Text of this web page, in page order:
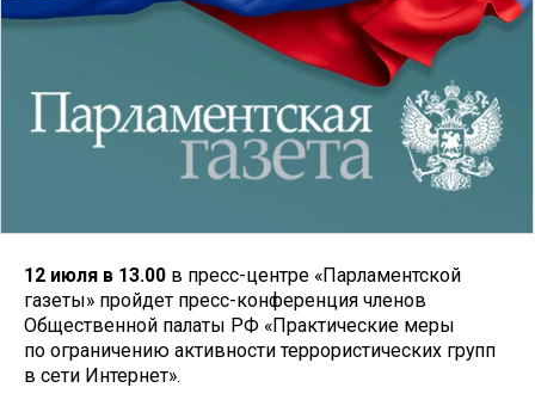
12 июля в 13.00 в пресс-центре «Парламентской
газеты» пройдет пресс-конференция членов
Общественной палаты РФ «Практические меры
по ограничению активности террористических групп
в сети Интернет».